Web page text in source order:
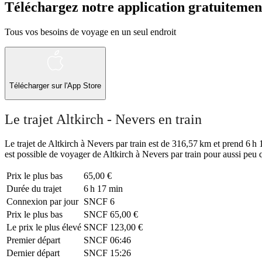
Téléchargez notre application
Tous vos besoins de voyage en un seul endroit
Télécharger sur l'App Store
Le trajet Altkirch - Nevers en train
Le trajet de Altkirch à Nevers par train est de 316,57 km et prend 6
est possible de voyager de Altkirch à Nevers par train pour aussi
Prix ​​le plus bas
65,00 €
Durée du trajet
6 h 17 min
Connexion par jour SNCF 6
Prix ​​le plus bas
SNCF 65,00 €
Le prix le plus élevé SNCF 123,00 €
Premier départ
SNCF 06:46
Dernier départ
SNCF 15:26